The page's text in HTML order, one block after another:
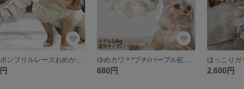
ポンポンフリルレースおめかしスタイ首輪首飾り/カットワークレースチェック柄/アジャスター調節/小型犬ウサギ猫
680円 2,600円